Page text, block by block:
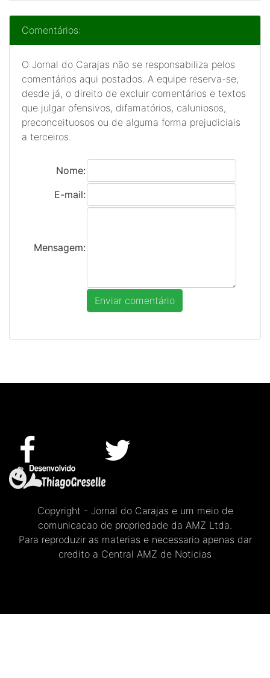
Comentários:
O Jornal do Carajas não se responsabiliza pelos
comentários aqui postados. A equipe reserva-se,
desde já, o direito de excluir comentários e textos
que julgar ofensivos, difamatórios, caluniosos,
preconceituosos ou de alguma forma prejudiciais
a terceiros.
Nome:
E-mail:
Mensagem:
Copyright - Jornal do Carajas e um meio de
comunicacao de propriedade da AMZ Ltda.
Para reproduzir as materias e necessario apenas dar
credito a Central AMZ de Noticias